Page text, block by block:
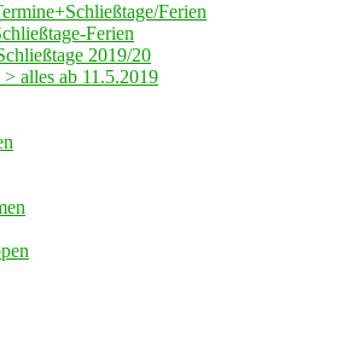
Ferien
Ferien
2019/20
> alles ab 11.5.2019